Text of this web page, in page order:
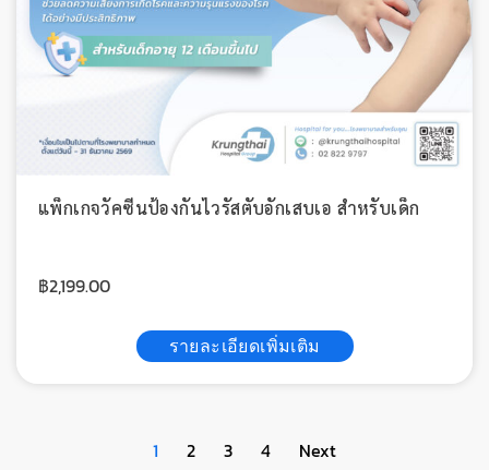
แพ็กเกจวัคซีนป้องกันไวรัสตับอักเสบเอ สำหรับเด็ก
฿2,199.00
รายละเอียดเพิ่มเติม
1 2 3 4 Next